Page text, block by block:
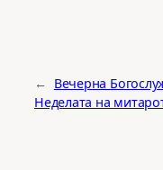
←
Вечерна
Неделата на